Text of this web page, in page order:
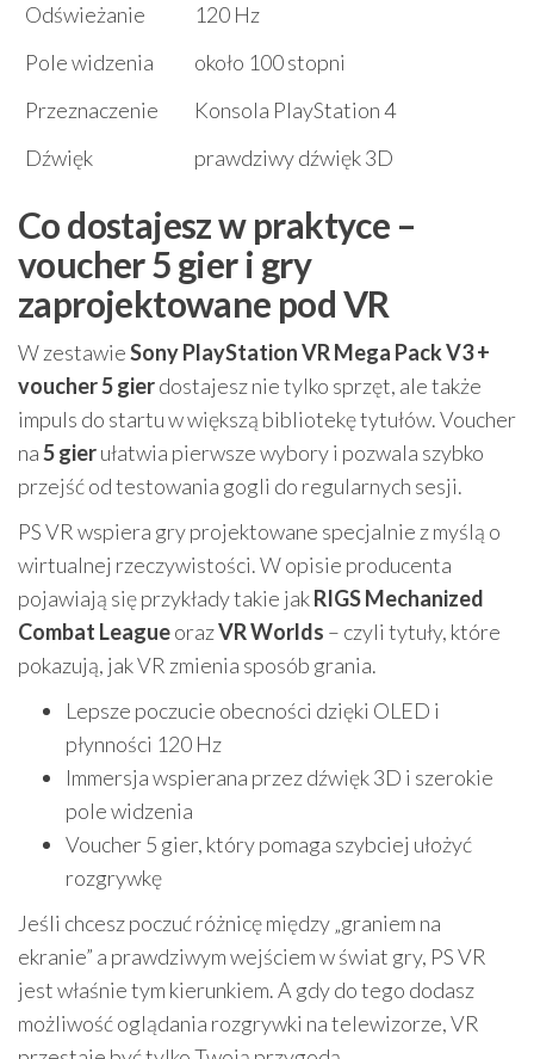
Odświeżanie
120 Hz
Pole widzenia
około 100 stopni
Przeznaczenie
Konsola PlayStation 4
Dźwięk
prawdziwy dźwięk 3D
Co dostajesz w praktyce –
voucher 5 gier i gry
zaprojektowane pod VR
W zestawieSony PlayStation VR Mega Pack V3 +
voucher 5 gierdostajesz nie tylko sprzęt, ale także
impuls do startu w większą bibliotekę tytułów. Voucher
na5 gierułatwia pierwsze wybory i pozwala szybko
przejść od testowania gogli do regularnych sesji.
PS VR wspiera gry projektowane specjalnie z myślą o
wirtualnej rzeczywistości. W opisie producenta
pojawiają się przykłady takie jakRIGS Mechanized
Combat LeagueorazVR Worlds – czyli tytuły, które
pokazują, jak VR zmienia sposób grania.
Lepsze poczucie obecności dzięki OLED i
płynności 120 Hz
Immersja wspierana przez dźwięk 3D i szerokie
pole widzenia
Voucher 5 gier, który pomaga szybciej ułożyć
rozgrywkę
Jeśli chcesz poczuć różnicę między „graniem na
ekranie” a prawdziwym wejściem w świat gry, PS VR
jest właśnie tym kierunkiem. A gdy do tego dodasz
możliwość oglądania rozgrywki na telewizorze, VR